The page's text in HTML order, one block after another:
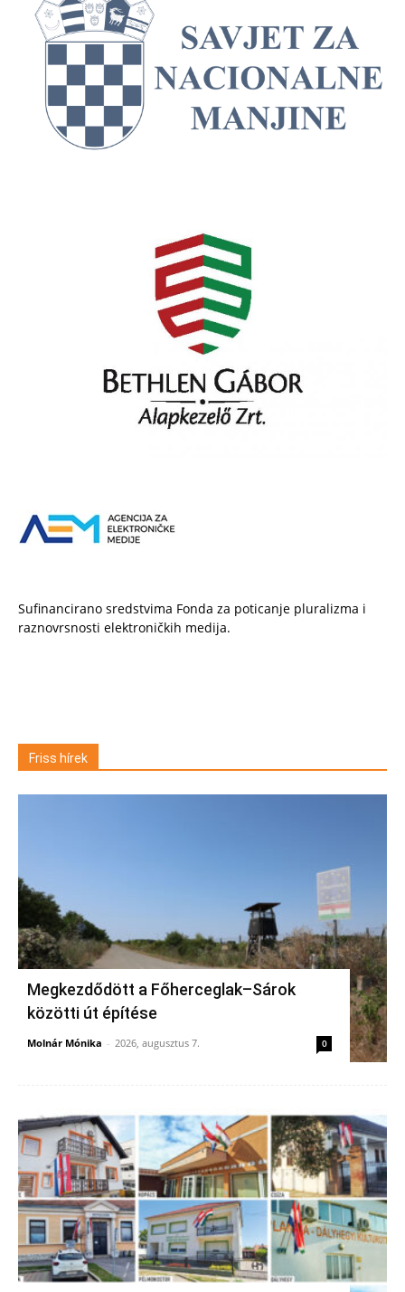
Sufinancirano sredstvima Fonda za poticanje pluralizma i
raznovrsnosti elektroničkih medija.
Friss hírek
Megkezdődött a Főherceglak–Sárok
közötti út építése
Molnár Mónika - 2026, augusztus 7. 0